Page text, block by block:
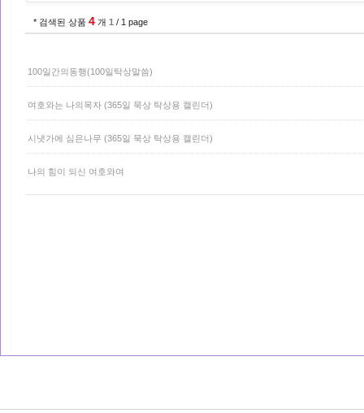
* 검색된 상품 4 개 1 / 1 page
100일간의동행(100일탁상말씀)
여호와는 나의목자 (365일 묵상 탁상용 캘린더)
시냇가에 심은나무 (365일 묵상 탁상용 캘린더)
나의 힘이 되신 여호와여